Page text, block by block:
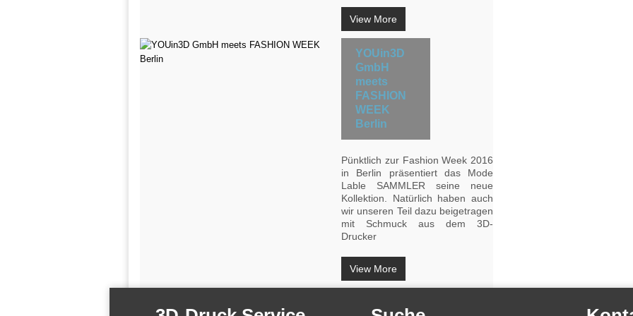
View More
YOUin3D
GmbH
meets
FASHION
WEEK
Berlin
Pünktlich zur Fashion Week 2016
in Berlin präsentiert das Mode
Lable SAMMLER seine neue
Kollektion. Natürlich haben auch
wir unseren Teil dazu beigetragen
mit Schmuck aus dem 3D-
Drucker
View More